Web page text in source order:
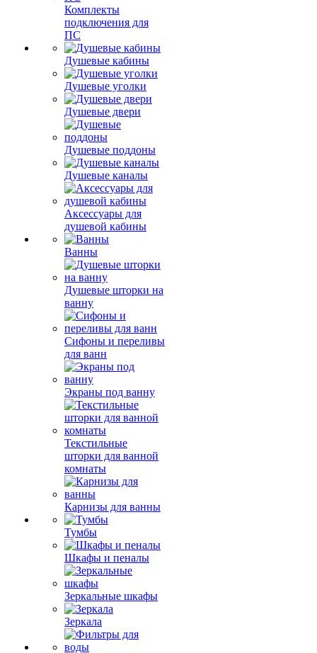
Комплекты
подключения для
ПС
Душевые кабины
Душевые уголки
Душевые двери
Душевые поддоны
Душевые каналы
Аксессуары для
душевой кабины
Ванны
Душевые шторки на
ванну
Сифоны и переливы
для ванн
Экраны под ванну
Текстильные
шторки для ванной
комнаты
Карнизы для ванны
Тумбы
Шкафы и пеналы
Зеркальные шкафы
Зеркала